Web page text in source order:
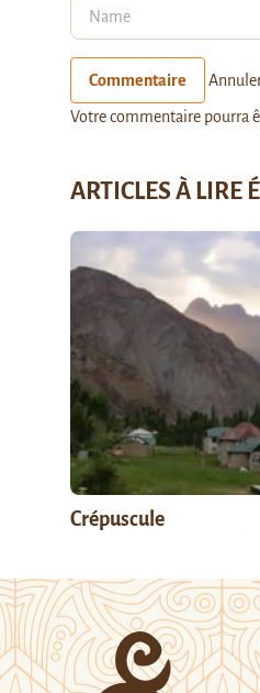
Commentaire
Votre commentaire pourra
ARTICLES À LIRE
Crépuscule